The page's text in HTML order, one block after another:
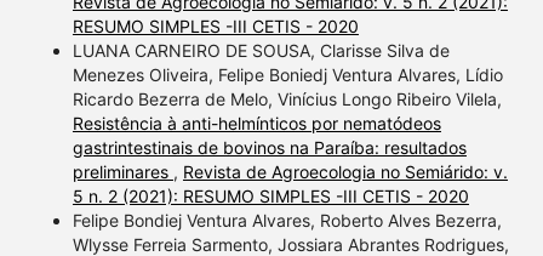
RESUMO SIMPLES -III CETIS - 2020
LUANA CARNEIRO DE SOUSA, Clarisse Silva de
Menezes Oliveira, Felipe Boniedj Ventura Alvares, Lídio
Ricardo Bezerra de Melo, Vinícius Longo Ribeiro Vilela,
Resistência à anti-helmínticos por nematódeos
gastrintestinais de bovinos na Paraíba: resultados
preliminares , Revista de Agroecologia no Semiárido: v.
5 n. 2 (2021): RESUMO SIMPLES -III CETIS - 2020
Felipe Bondiej Ventura Alvares, Roberto Alves Bezerra,
Wlysse Ferreia Sarmento, Jossiara Abrantes Rodrigues,